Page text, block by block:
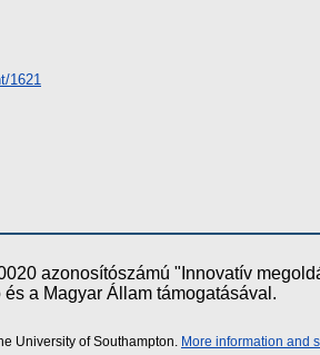
1621
azonosítószámú "Innovatív
a Magyar Állam támogatásával.
University of Southampton. More information and